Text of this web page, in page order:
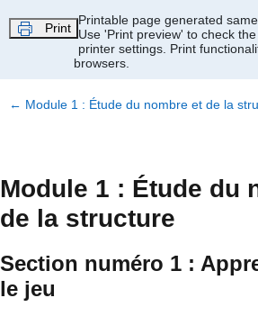
Print
Printable page generated
Use 'Print preview' to check
printer settings. Print
browsers.
← Module 1 : Étude du nombre et de la
Module 1 : Étude du
de la structure
Section numéro 1 :
le jeu